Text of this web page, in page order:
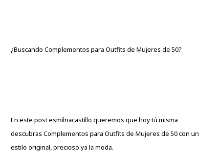
¿Buscando Complementos para Outfits de Mujeres de 50?
En este postesmilnacastillo queremos que hoy tú misma
descubras Complementos para Outfits de Mujeres de 50 con un
estilo original, precioso ya la moda.